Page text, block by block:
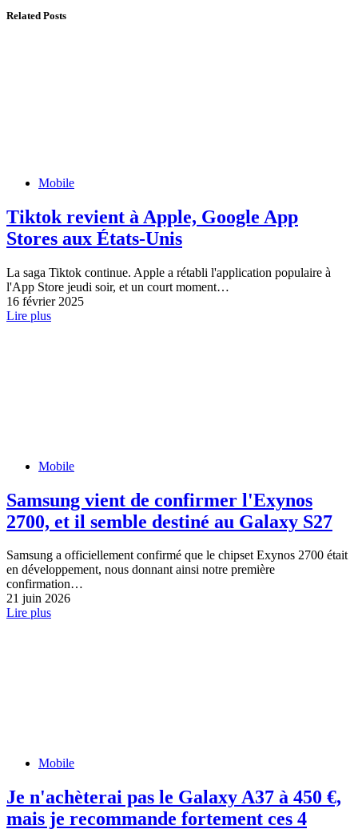
Related Posts
Mobile
Tiktok revient à Apple, Google App
Stores aux États-Unis
La saga Tiktok continue. Apple a rétabli l'application populaire à
l'App Store jeudi soir, et un court moment…
16 février 2025
Lire plus
Mobile
Samsung vient de confirmer l'Exynos
2700, et il semble destiné au Galaxy S27
Samsung a officiellement confirmé que le chipset Exynos 2700 était
en développement, nous donnant ainsi notre première
confirmation…
21 juin 2026
Lire plus
Mobile
Je n'achèterai pas le Galaxy A37 à 450 €,
mais je recommande fortement ces 4